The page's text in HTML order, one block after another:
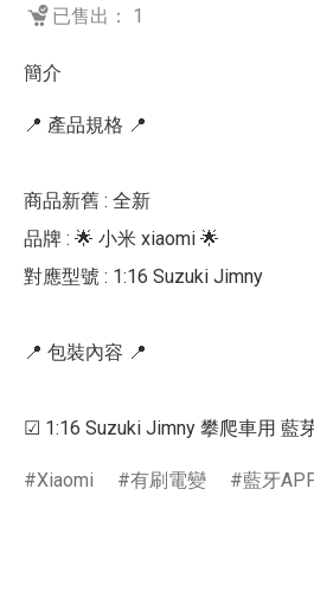
已售出： 1
簡介
📍 產品規格 📍
商品新舊 : 全新
品牌 : 🌟 小米 xiaomi 🌟
對應型號 : 1:16 Suzuki Jimny
📍 包裝內容 📍
☑ 1:16 Suzuki Jimny 攀爬車用 藍
Xiaomi 有刷電變 藍牙